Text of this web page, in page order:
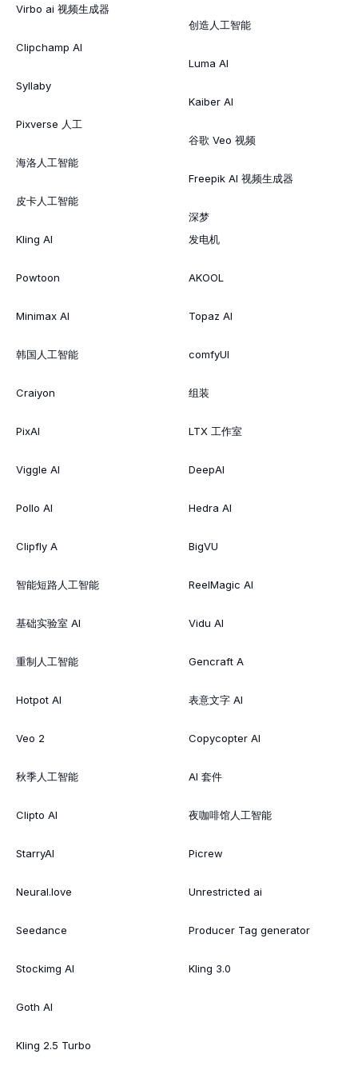
Virbo ai 视频生成器
Clipchamp AI
Syllaby
Pixverse 人工
海洛人工智能
皮卡人工智能
Kling AI
Powtoon
Minimax AI
韩国人工智能
Craiyon
PixAI
Viggle AI
Pollo AI
Clipfly A
智能短路人工智能
基础实验室 AI
重制人工智能
Hotpot AI
Veo 2
秋季人工智能
Clipto AI
StarryAI
Neural.love
Seedance
Stockimg AI
Goth AI
Kling 2.5 Turbo
创造人工智能
Luma AI
Kaiber AI
谷歌 Veo 视频
Freepik AI 视频生成器
深梦
发电机
AKOOL
Topaz AI
comfyUI
组装
LTX 工作室
DeepAI
Hedra AI
BigVU
ReelMagic AI
Vidu AI
Gencraft A
表意文字 AI
Copycopter AI
AI 套件
夜咖啡馆人工智能
Picrew
Unrestricted ai
Producer Tag generator
Kling 3.0